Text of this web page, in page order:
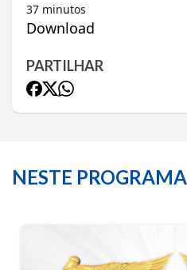
37 minutos
Download
PARTILHAR
NESTE PROGRAMA